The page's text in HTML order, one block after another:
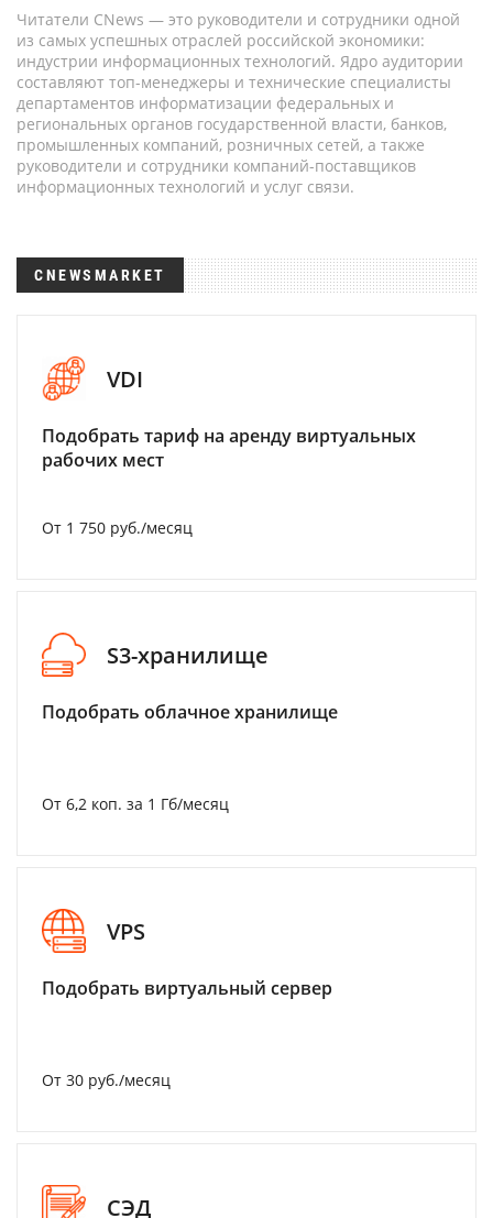
Читатели CNews — это руководители и сотрудники одной
из самых успешных отраслей российской экономики:
индустрии информационных технологий. Ядро аудитории
составляют топ-менеджеры и технические специалисты
департаментов информатизации федеральных и
региональных органов государственной власти, банков,
промышленных компаний, розничных сетей, а также
руководители и сотрудники компаний-поставщиков
информационных технологий и услуг связи.
CNEWSMARKET
VDI
Подобрать тариф на аренду виртуальных
рабочих мест
От 1 750 руб./месяц
S3-хранилище
Подобрать облачное хранилище
От 6,2 коп. за 1 Гб/месяц
VPS
Подобрать виртуальный сервер
От 30 руб./месяц
СЭД